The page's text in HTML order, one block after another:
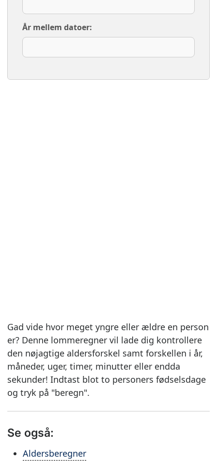
År mellem datoer:
Gad vide hvor meget yngre eller ældre en person
er? Denne lommeregner vil lade dig kontrollere
den nøjagtige aldersforskel samt forskellen i år,
måneder, uger, timer, minutter eller endda
sekunder! Indtast blot to personers fødselsdage
og tryk på "beregn".
Se også:
Aldersberegner